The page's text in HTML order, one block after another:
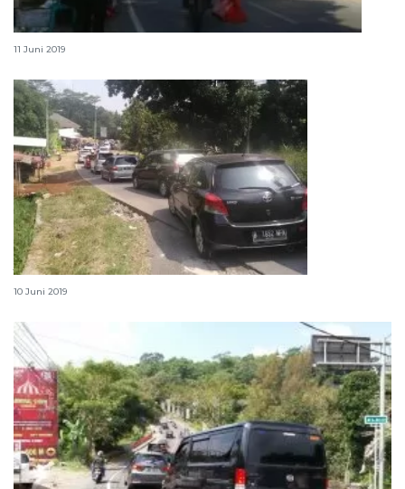
Arus lalu lintas di jalur Tasikmalaya masih ramai
11 Juni 2019
Jalur Rangkasbitung-Pandeglang lancar
10 Juni 2019